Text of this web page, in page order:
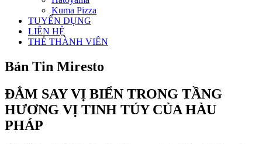
Kuma Pizza
TUYỂN DỤNG
LIÊN HỆ
THẺ THÀNH VIÊN
Bản Tin Miresto
ĐẮM SAY VỊ BIỂN TRONG TẦNG
HƯƠNG VỊ TINH TÚY CỦA HÀU
PHÁP